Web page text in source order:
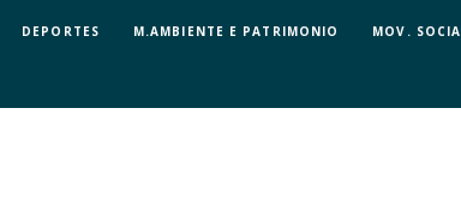
DEPORTES M.AMBIENTE E PATRIMONIO MOV.